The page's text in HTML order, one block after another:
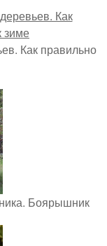
Как правильно
Боярышник